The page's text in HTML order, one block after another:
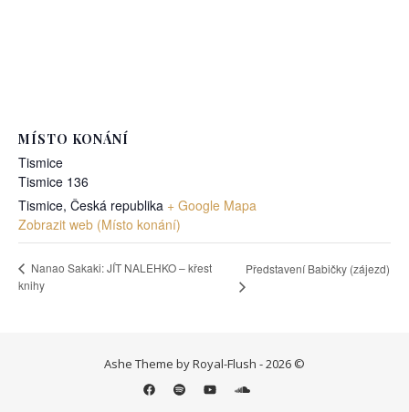
MÍSTO KONÁNÍ
Tismice
Tismice 136
Tismice, Česká republika + Google Mapa
Zobrazit web (Místo konání)
Nanao Sakaki: JÍT NALEHKO – křest
knihy
Představení Babičky (zájezd)
Ashe Theme by Royal-Flush - 2026 ©